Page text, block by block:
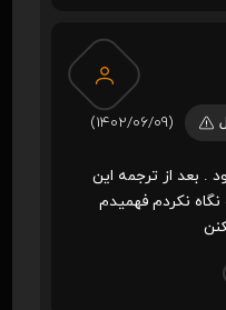
(1402/06/09)
. بعد از ترجمه این
نگاه نکردم فهمیدم